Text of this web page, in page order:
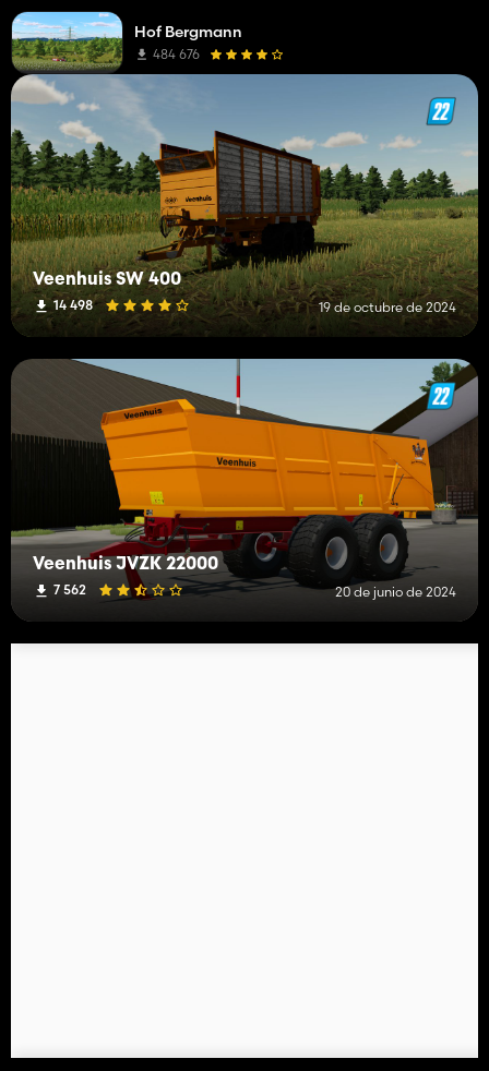
Veenhuis SW 400
14 498 19 de octubre de 2024
Veenhuis JVZK 22000
7 562 20 de junio de 2024
Hof Bergmann
484 676